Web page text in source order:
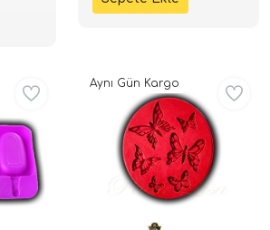
Aynı Gün Kargo